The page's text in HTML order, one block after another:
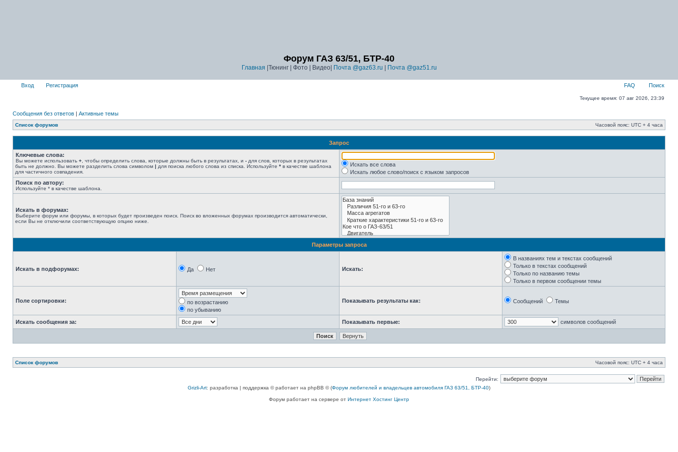
Форум ГАЗ 63/51, БТР-40
Главная |Тюнинг | Фото | Видео| Почта @gaz63.ru Почта @gaz51.ru
Вход Регистрация FAQ Поиск
Текущее время: 07 авг 2026, 23:39
Сообщения без ответов | Активные темы
Список форумов Часовой пояс: UTC + 4 часа
Запрос
Ключевые слова:
Вы можете использовать + , чтобы определить слова, которые должны быть в результатах, и - для слов, которых в результатах
быть не должно. Вы можете разделить слова символом | для поиска любого слова из списка. Используйте * в качестве шаблона
для частичного совпадения.
Искать все слова
Искать любое слово/поиск с языком запросов
Поиск по автору:
Используйте * в качестве шаблона.
Искать в форумах:
Выберите форум или форумы, в которых будет произведен поиск. Поиск во вложенных форумах производится автоматически,
если Вы не отключили соответствующую опцию ниже.
Параметры запроса
Искать в подфорумах: Да Нет Искать:
В названиях тем и текстах сообщений
Только в текстах сообщений
Только по названию темы
Только в первом сообщении темы
Поле сортировки:
по возрастанию
по убыванию
Показывать результаты как: Сообщений Темы
Искать сообщения за: Показывать первые: символов сообщений
Список форумов Часовой пояс: UTC + 4 часа
Перейти:
Grizli-Art: разработка | поддержка © работает на phpBB © (Форум любителей и владельцев автомобиля ГАЗ 63/51, БТР-40)
Форум работает на сервере от Интернет Хостинг Центр